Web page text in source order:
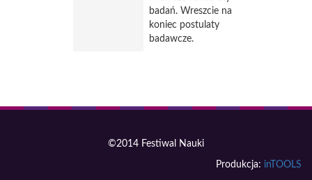
badań. Wreszcie na
koniec postulaty
badawcze.
©2014 Festiwal Nauki
Produkcja: inTOOLS